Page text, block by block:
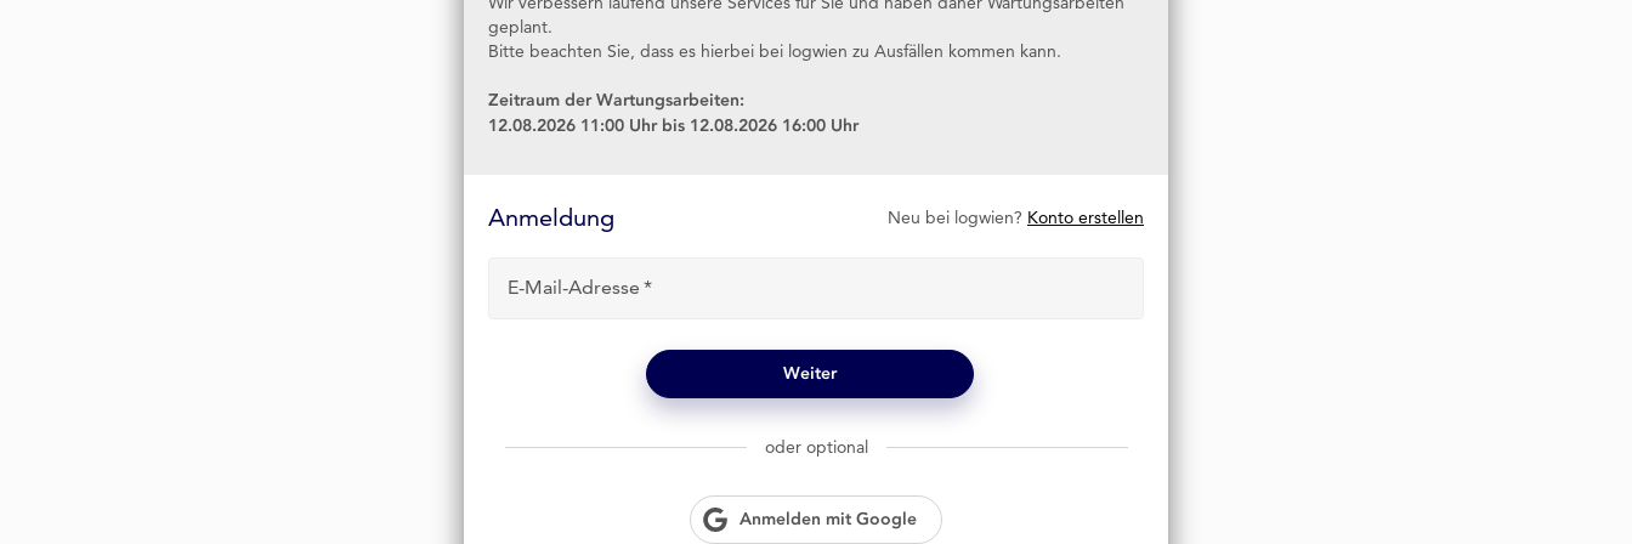
geplant.
Bitte beachten Sie, dass es hierbei bei logwien zu Ausfällen kommen kann.
Zeitraum der Wartungsarbeiten:
12.08.2026 11:00 Uhr bis 12.08.2026 16:00 Uhr
Formular
Anmeldung Neu bei logwien? Konto erstellen
E-Mail-Adresse
Weiter
oder optional
Anmelden mit Google